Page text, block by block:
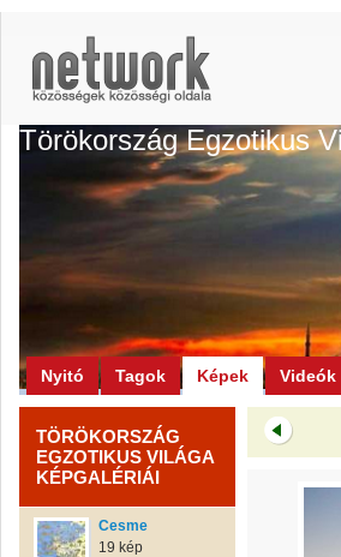
Törökország Egzotikus
Nyitó Tagok Képek Videók
TÖRÖKORSZÁG
EGZOTIKUS VILÁGA
KÉPGALÉRIÁI
Cesme
19 kép